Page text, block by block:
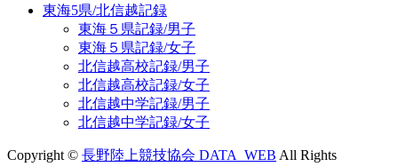
東海5県/北信越記録
東海５県記録/男子
東海５県記録/女子
北信越高校記録/男子
北信越高校記録/女子
北信越中学記録/男子
北信越中学記録/女子
Copyright © 長野陸上競技協会 DATA_WEB All Rights